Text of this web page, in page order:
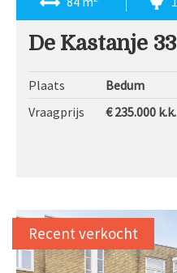
De Kastanje 33
Plaats
Bedum
Vraagprijs
€ 235.000 k.k.
Recent verkocht